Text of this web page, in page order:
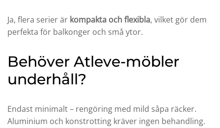
Ja, flera serier är kompakta och flexibla, vilket gör dem
perfekta för balkonger och små ytor.
Behöver Atleve-möbler
underhåll?
Endast minimalt – rengöring med mild såpa räcker.
Aluminium och konstrotting kräver ingen behandling.